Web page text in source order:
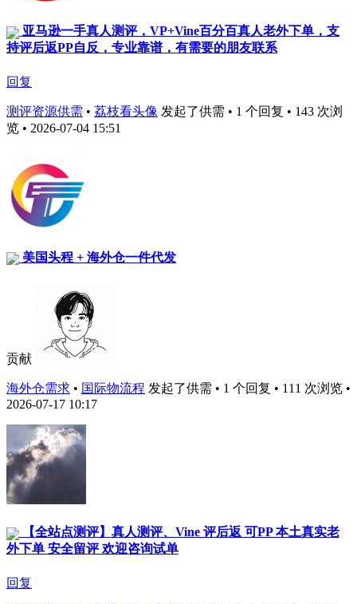
亚马逊一手真人测评，VP+Vine百分百真人老外下单，支
持评后返PP自反，专业靠谱，有需要的朋友联系
回复
测评资源供需 • 荔枝看头像 发起了供需 • 1 个回复 • 143 次浏
览 • 2026-07-04 15:51
美国头程 + 海外仓一件代发
贡献
海外仓需求 • 国际物流程 发起了供需 • 1 个回复 • 111 次浏览 •
2026-07-17 10:17
【全站点测评】真人测评、Vine 评后返 可PP 本土真实老
外下单 安全留评 欢迎咨询试单
回复